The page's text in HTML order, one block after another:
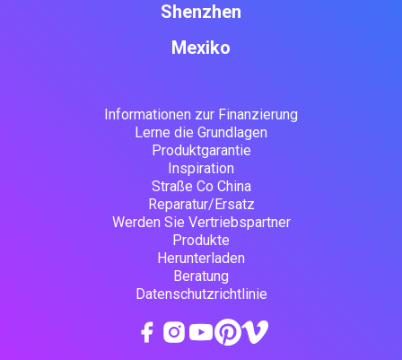
Shenzhen
Mexiko
Informationen zur Finanzierung
Lerne die Grundlagen
Produktgarantie
Inspiration
Straße Co China
Reparatur/Ersatz
Werden Sie Vertriebspartner
Produkte
Herunterladen
Beratung
Datenschutzrichtlinie